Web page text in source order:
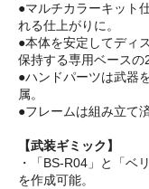
●マルチカラーキット
れる仕上がりに。
●本体を安定してディ
保持する専用ベースの
●ハンドパーツは武器
属。
●フレームは組み立て
【武装ギミック】
・「BS-R04」と「ベ
を作成可能。